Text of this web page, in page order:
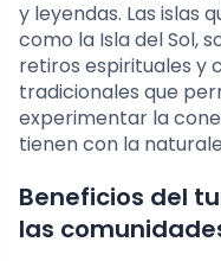
y leyendas. Las islas
como la Isla del Sol,
retiros espirituales y
tradicionales que
experimentar la
tienen con la
Beneficios del
las